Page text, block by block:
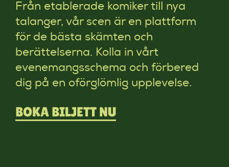
Från etablerade komiker till nya
talanger, vår scen är en plattform
för de bästa skämten och
berättelserna. Kolla in vårt
evenemangsschema och förbered
dig på en oförglömlig upplevelse.
BOKA BILJETT NU